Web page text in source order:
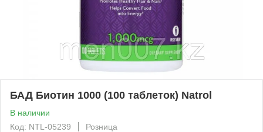
БАД Биотин 1000 (100 таблеток) Natrol
В наличии
Код: NTL-05239
Розница